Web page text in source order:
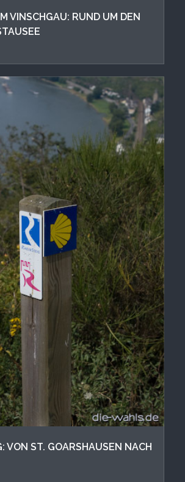
VINSCHGAU: RUND UM DEN
VON ST. GOARSHAUSEN NACH